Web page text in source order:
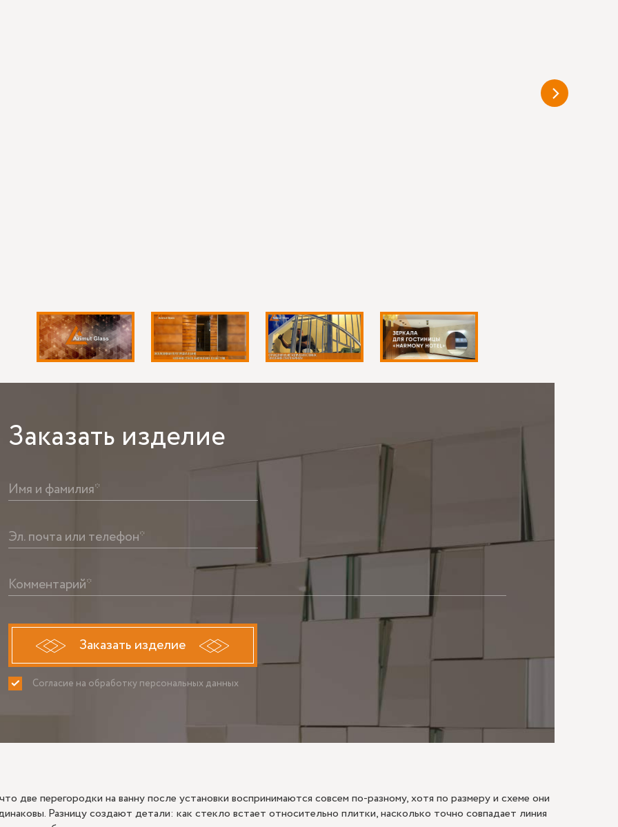
Заказать изделие
Имя и фамилия*
Эл. почта или телефон*
Комментарий*
Заказать изделие
Согласие на обработку персональных данных
ПРИНИМАЮ
две перегородки на ванну после установки воспринимаются совсем по-разному, хотя по размеру и схеме они
Разницу создают детали: как стекло встает относительно плитки, насколько точно совпадает линия